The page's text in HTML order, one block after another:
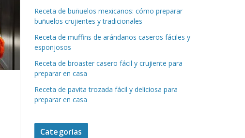
Receta de buñuelos mexicanos: cómo preparar
buñuelos crujientes y tradicionales
Receta de muffins de arándanos caseros fáciles y
esponjosos
Receta de broaster casero fácil y crujiente para
preparar en casa
Receta de pavita trozada fácil y deliciosa para
preparar en casa
Categorías